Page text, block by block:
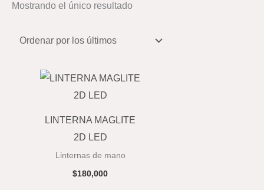
Mostrando el único resultado
LINTERNA MAGLITE
2D LED
Linternas de mano
$180,000